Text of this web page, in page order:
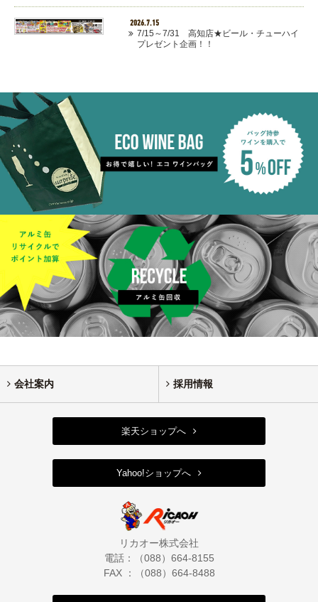
2026.7.15
7/15～7/31 高知店★ビール・チューハイ
プレゼント企画！！
会社案内 採用情報
楽天ショップへ
Yahoo!ショップへ
リカオー株式会社
電話：（088）664-8155
FAX ：（088）664-8488